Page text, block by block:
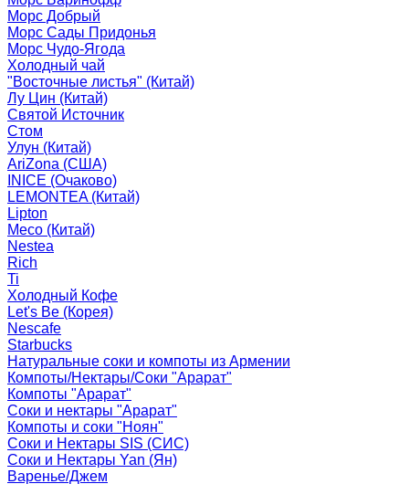
Морс Добрый
Морс Сады Придонья
Морс Чудо-Ягода
Холодный чай
"Восточные листья" (Китай)
Лу Цин (Китай)
Святой Источник
Стом
Улун (Китай)
AriZona (США)
INICE (Очаково)
LEMONTEA (Китай)
Lipton
Meco (Китай)
Nestea
Rich
Ti
Холодный Кофе
Let's Be (Корея)
Nescafe
Starbucks
Натуральные соки и компоты из Армении
Компоты/Нектары/Соки "Арарат"
Компоты "Арарат"
Соки и нектары "Арарат"
Компоты и соки "Ноян"
Соки и Нектары SIS (СИС)
Соки и Нектары Yan (Ян)
Варенье/Джем